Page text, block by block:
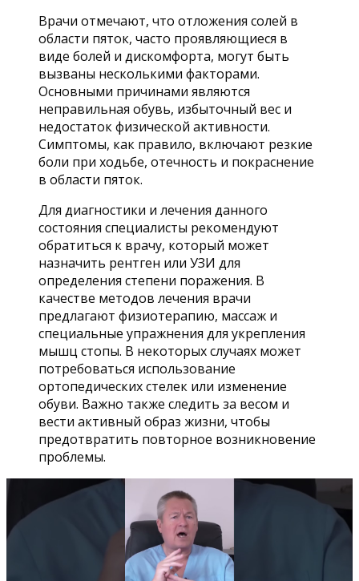
Врачи отмечают, что отложения солей в
области пяток, часто проявляющиеся в
виде болей и дискомфорта, могут быть
вызваны несколькими факторами.
Основными причинами являются
неправильная обувь, избыточный вес и
недостаток физической активности.
Симптомы, как правило, включают резкие
боли при ходьбе, отечность и покраснение
в области пяток.
Для диагностики и лечения данного
состояния специалисты рекомендуют
обратиться к врачу, который может
назначить рентген или УЗИ для
определения степени поражения. В
качестве методов лечения врачи
предлагают физиотерапию, массаж и
специальные упражнения для укрепления
мышц стопы. В некоторых случаях может
потребоваться использование
ортопедических стелек или изменение
обуви. Важно также следить за весом и
вести активный образ жизни, чтобы
предотвратить повторное возникновение
проблемы.